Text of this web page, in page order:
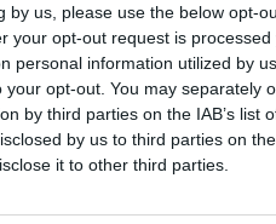
us, please use the below opt-
your opt-out request is processed
personal information utilized by
opt-out. You may separately
by third parties on the IAB’s list
by us to third parties on the
it to other third parties.